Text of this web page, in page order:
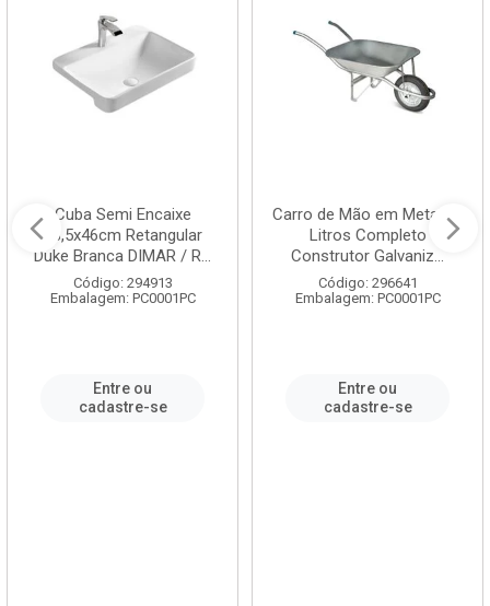
Cuba Semi Encaixe
58,5x46cm Retangular
Duke Branca DIMAR / R...
Código: 294913
Embalagem: PC0001PC
Entre ou
cadastre-se
Carro de Mão em Metal 60
Litros Completo
Construtor Galvaniz...
Código: 296641
Embalagem: PC0001PC
Entre ou
cadastre-se